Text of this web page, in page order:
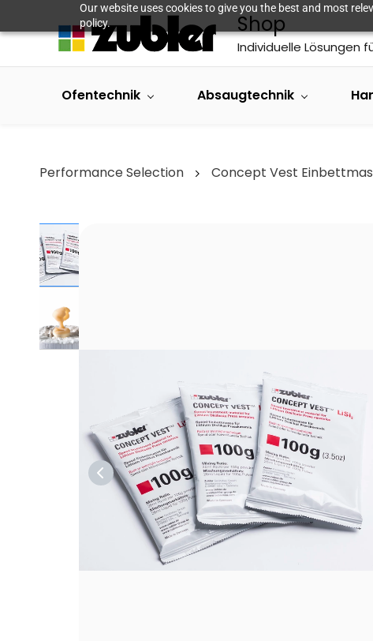
Our website uses cookies to give you the best and most
policy.
Shop
Individuelle Lösungen
Ofentechnik Absaugtechnik
Performance Selection Concept Vest